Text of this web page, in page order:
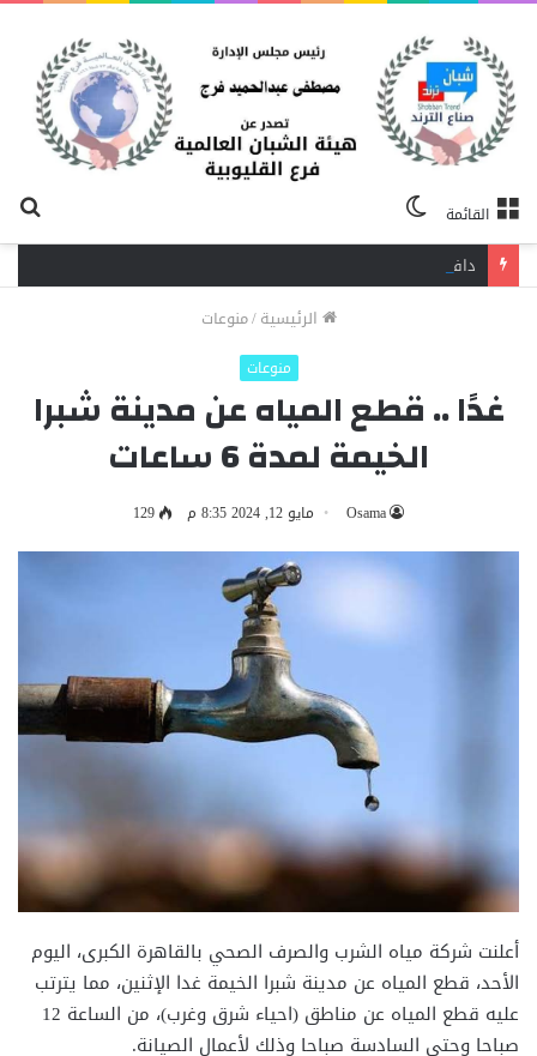
القائمة
المظلم
الرئيسية/منوعات
منوعات
غدًا .. قطع المياه عن مدينة شبرا
الخيمة لمدة 6 ساعات
Osama مايو 12, 2024 8:35 م 129
أعلنت شركة مياه الشرب والصرف الصحي بالقاهرة الكبرى، اليوم
الأحد، قطع المياه عن مدينة شبرا الخيمة غدا الإثنين، مما يترتب
عليه قطع المياه عن مناطق (احياء شرق وغرب)، من الساعة 12
صباحا وحتى السادسة صباحا وذلك لأعمال الصيانة.